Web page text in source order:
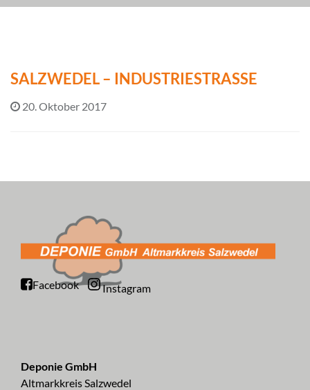
SALZWEDEL – INDUSTRIESTRASSE
20. Oktober 2017
Facebook Instagram
Deponie GmbH
Altmarkkreis Salzwedel